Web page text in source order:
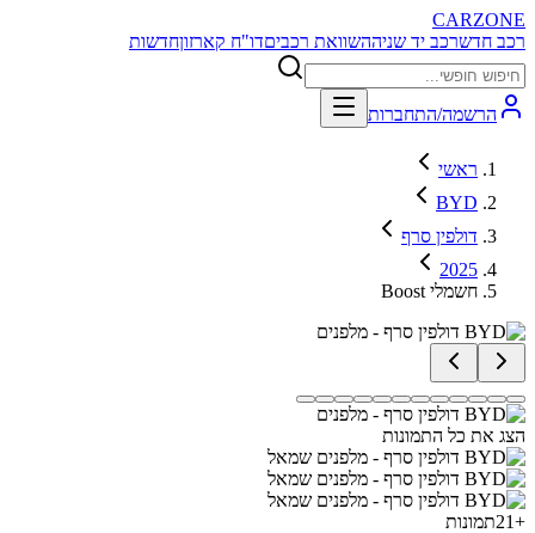
CARZONE
רכב חדשרכב יד שניההשוואת רכביםדו"ח קארזוןחדשות
הרשמה/התחברות
ראשי
BYD
דולפין סרף
2025
Boost חשמלי
הצג את כל התמונות
+
21תמונות